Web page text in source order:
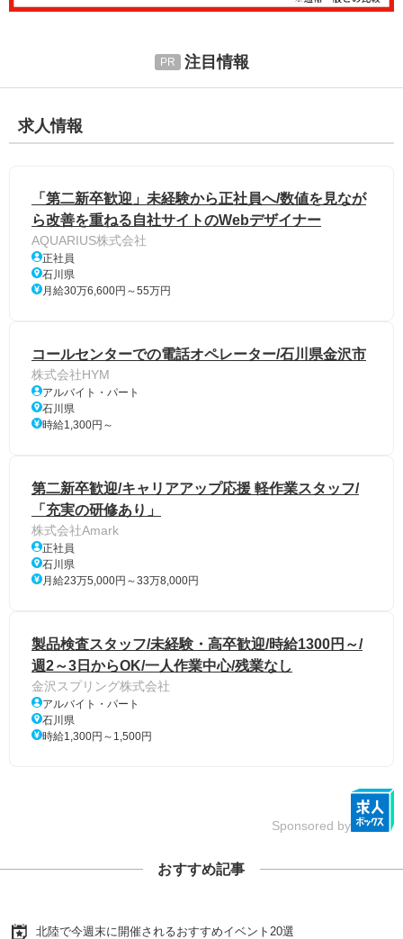
注目情報
求人情報
「第二新卒歓迎」未経験から正社員へ/数値を見なが
ら改善を重ねる自社サイトのWebデザイナー
AQUARIUS株式会社
正社員
石川県
月給30万6,600円～55万円
コールセンターでの電話オペレーター/石川県金沢市
株式会社HYM
アルバイト・パート
石川県
時給1,300円～
第二新卒歓迎/キャリアアップ応援 軽作業スタッフ/
「充実の研修あり」
株式会社Amark
正社員
石川県
月給23万5,000円～33万8,000円
製品検査スタッフ/未経験・高卒歓迎/時給1300円～/
週2～3日からOK/一人作業中心/残業なし
金沢スプリング株式会社
アルバイト・パート
石川県
時給1,300円～1,500円
Sponsored by
おすすめ記事
北陸で今週末に開催されるおすすめイベント20選